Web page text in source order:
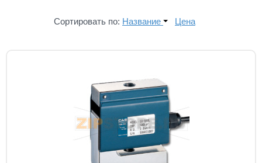
Сортировать по: Название Цена